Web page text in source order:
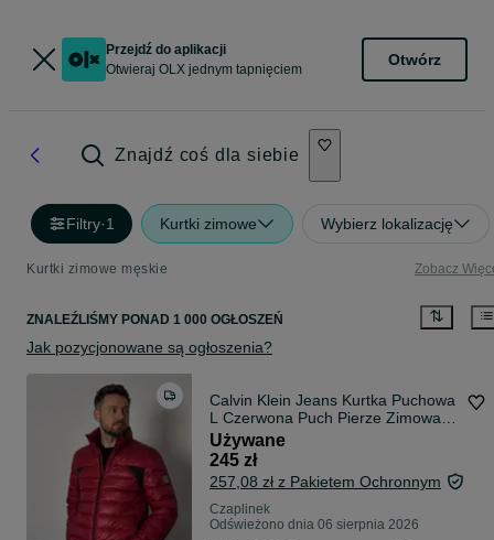
Przejdź do aplikacji
Otwieraj OLX jednym tapnięciem
Otwórz
Znajdź coś dla siebie
Filtry·1 Kurtki zimowe Wybierz lokalizację
Kurtki zimowe męskie Zobacz
ZNALEŹLIŚMY PONAD 1 000 OGŁOSZEŃ
Jak pozycjonowane są ogłoszenia?
Calvin Klein Jeans Kurtka Puchowa
L Czerwona Puch Pierze Zimowa
Premium CK
Używane
245 zł
257,08 zł z Pakietem Ochronnym
Czaplinek
Odświeżono dnia 06 sierpnia 2026